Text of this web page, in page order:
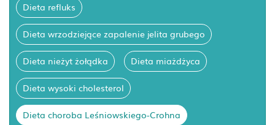
Dieta refluks
Dieta wrzodziejące zapalenie jelita grubego
Dieta nieżyt żołądka Dieta miażdżyca
Dieta wysoki cholesterol
Dieta choroba Leśniowskiego-Crohna